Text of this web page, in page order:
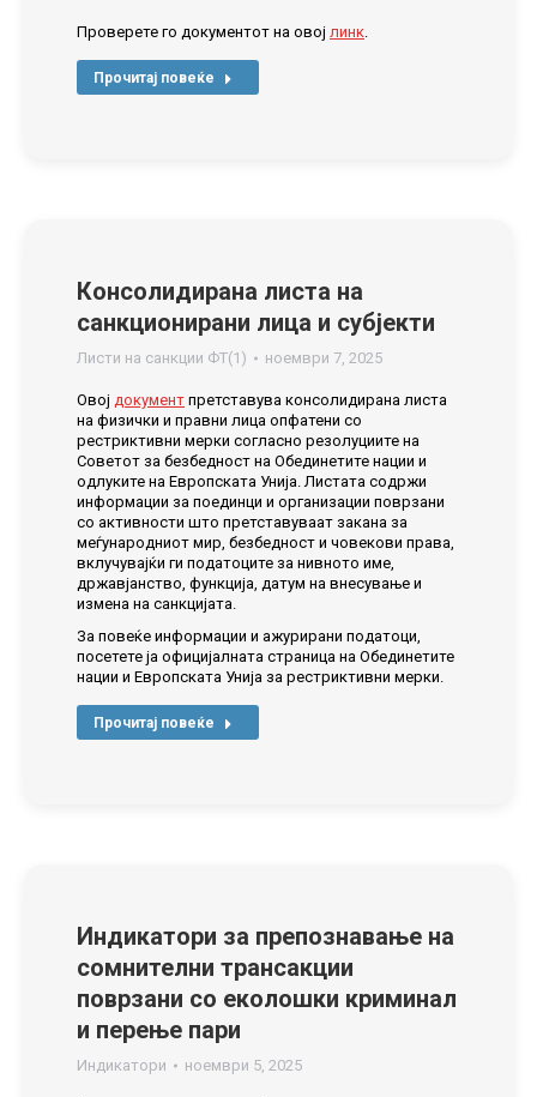
Проверете го документот на овој линк.
Прочитај повеќе
Консолидирана листа на
санкционирани лица и субјекти
Листи на санкции ФТ(1) ноември 7, 2025
Овој документ претставува консолидирана листа
на физички и правни лица опфатени со
рестриктивни мерки согласно резолуциите на
Советот за безбедност на Обединетите нации и
одлуките на Европската Унија. Листата содржи
информации за поединци и организации поврзани
со активности што претставуваат закана за
меѓународниот мир, безбедност и човекови права,
вклучувајќи ги податоците за нивното име,
државјанство, функција, датум на внесување и
измена на санкцијата.
За повеќе информации и ажурирани податоци,
посетете ја официјалната страница на Обединетите
нации и Европската Унија за рестриктивни мерки.
Прочитај повеќе
Индикатори за препознавање на
сомнителни трансакции
поврзани со еколошки криминал
и перење пари
Индикатори ноември 5, 2025